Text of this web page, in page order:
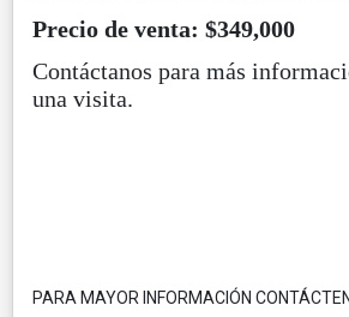
Precio de venta: $349,000
Contáctanos para más
una visita.
PARA MAYOR INFORMACIÓN